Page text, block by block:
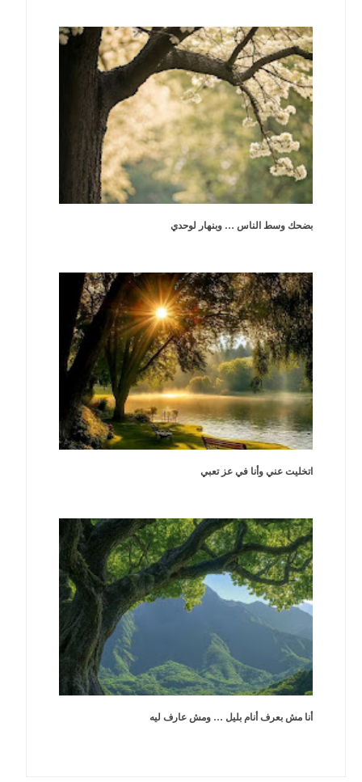
بضحك وسط الناس … وبنهار لوحدي
اتخليت عني وأنا في عز تعبي
أنا مش بعرف أنام بليل … ومش عارف ليه